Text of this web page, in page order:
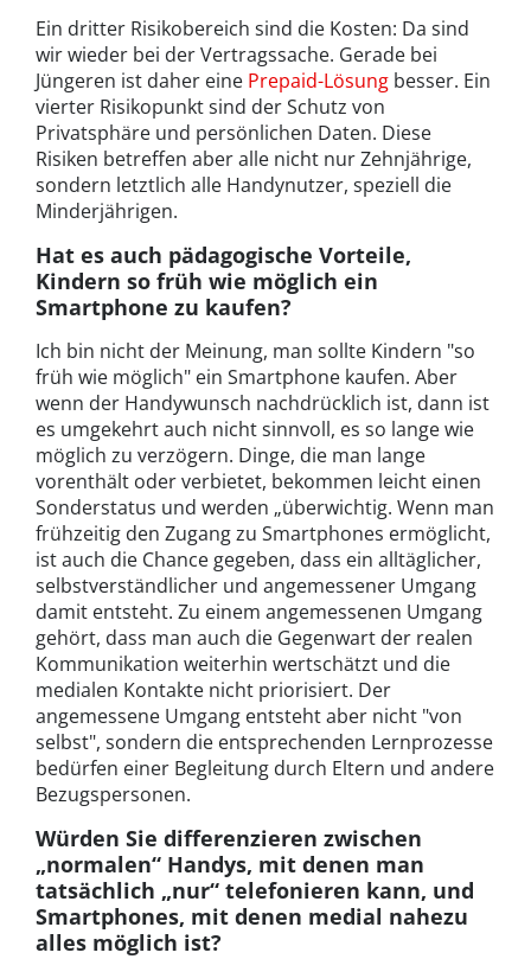
Ein dritter Risikobereich sind die Kosten: Da sind
wir wieder bei der Vertragssache. Gerade bei
Jüngeren ist daher eine Prepaid-Lösung besser. Ein
vierter Risikopunkt sind der Schutz von
Privatsphäre und persönlichen Daten. Diese
Risiken betreffen aber alle nicht nur Zehnjährige,
sondern letztlich alle Handynutzer, speziell die
Minderjährigen.
Hat es auch pädagogische Vorteile,
Kindern so früh wie möglich ein
Smartphone zu kaufen?
Ich bin nicht der Meinung, man sollte Kindern "so
früh wie möglich" ein Smartphone kaufen. Aber
wenn der Handywunsch nachdrücklich ist, dann ist
es umgekehrt auch nicht sinnvoll, es so lange wie
möglich zu verzögern. Dinge, die man lange
vorenthält oder verbietet, bekommen leicht einen
Sonderstatus und werden „überwichtig. Wenn man
frühzeitig den Zugang zu Smartphones ermöglicht,
ist auch die Chance gegeben, dass ein alltäglicher,
selbstverständlicher und angemessener Umgang
damit entsteht. Zu einem angemessenen Umgang
gehört, dass man auch die Gegenwart der realen
Kommunikation weiterhin wertschätzt und die
medialen Kontakte nicht priorisiert. Der
angemessene Umgang entsteht aber nicht "von
selbst", sondern die entsprechenden Lernprozesse
bedürfen einer Begleitung durch Eltern und andere
Bezugspersonen.
Würden Sie differenzieren zwischen
„normalen“ Handys, mit denen man
tatsächlich „nur“ telefonieren kann, und
Smartphones, mit denen medial nahezu
alles möglich ist?